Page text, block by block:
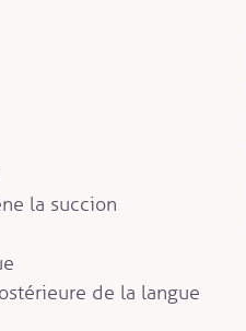
la succion
de la langue